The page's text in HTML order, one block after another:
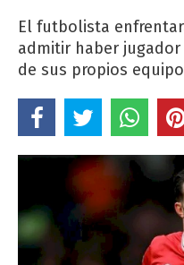
El futbolista
admitir haber
de sus propios